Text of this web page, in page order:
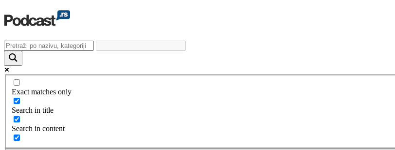
Exact matches only
Search in title
Search in content